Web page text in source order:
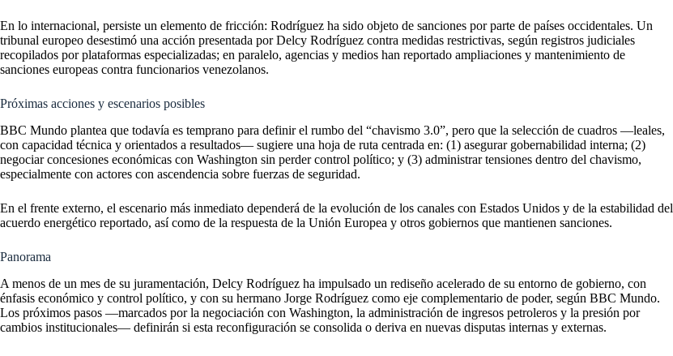
En lo internacional, persiste un elemento de fricción: Rodríguez ha sido objeto de sanciones por parte de países occidentales. Un
tribunal europeo desestimó una acción presentada por Delcy Rodríguez contra medidas restrictivas, según registros judiciales
recopilados por plataformas especializadas; en paralelo, agencias y medios han reportado ampliaciones y mantenimiento de
sanciones europeas contra funcionarios venezolanos.
Próximas acciones y escenarios posibles
BBC Mundo plantea que todavía es temprano para definir el rumbo del “chavismo 3.0”, pero que la selección de cuadros —leales,
con capacidad técnica y orientados a resultados— sugiere una hoja de ruta centrada en: (1) asegurar gobernabilidad interna; (2)
negociar concesiones económicas con Washington sin perder control político; y (3) administrar tensiones dentro del chavismo,
especialmente con actores con ascendencia sobre fuerzas de seguridad.
En el frente externo, el escenario más inmediato dependerá de la evolución de los canales con Estados Unidos y de la estabilidad del
acuerdo energético reportado, así como de la respuesta de la Unión Europea y otros gobiernos que mantienen sanciones.
Panorama
A menos de un mes de su juramentación, Delcy Rodríguez ha impulsado un rediseño acelerado de su entorno de gobierno, con
énfasis económico y control político, y con su hermano Jorge Rodríguez como eje complementario de poder, según BBC Mundo.
Los próximos pasos —marcados por la negociación con Washington, la administración de ingresos petroleros y la presión por
cambios institucionales— definirán si esta reconfiguración se consolida o deriva en nuevas disputas internas y externas.